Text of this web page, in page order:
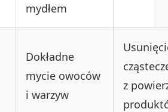
mydłem
Dokładne
mycie owoców
i warzyw
z